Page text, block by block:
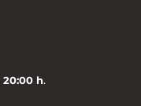
20:00 h.